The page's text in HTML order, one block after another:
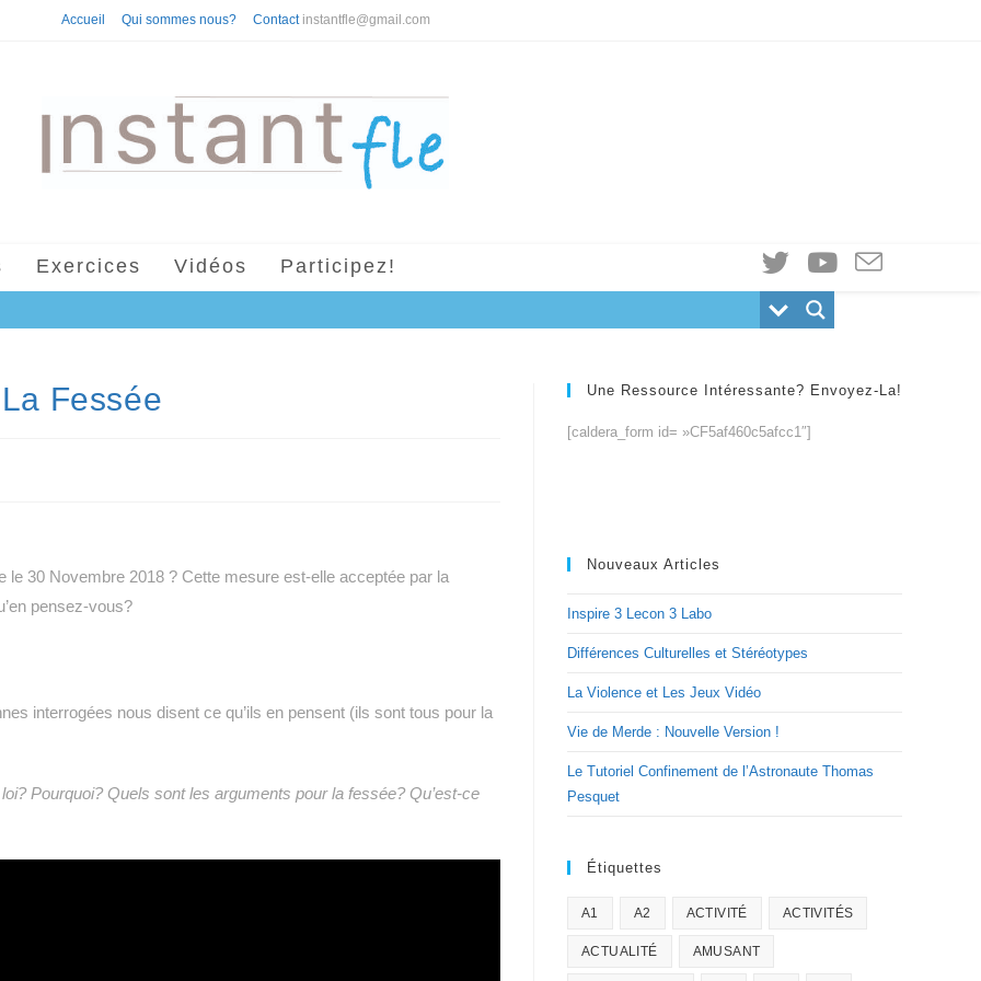
Accueil Qui sommes nous? Contact instantfle@gmail.com
Exercices Vidéos Participez!
Fessée
le 30 Novembre 2018 ? Cette mesure est-elle acceptée par la
pensez-vous?
interrogées nous disent ce qu’ils en pensent (ils sont tous pour la
Pourquoi? Quels sont les arguments pour la fessée? Qu’est-ce
Une Ressource Intéressante? Envoyez-La!
[caldera_form id= »CF5af460c5afcc1″]
Nouveaux Articles
Inspire 3 Lecon 3 Labo
Différences Culturelles et Stéréotypes
La Violence et Les Jeux Vidéo
Vie de Merde : Nouvelle Version !
Le Tutoriel Confinement de l’Astronaute Thomas
Pesquet
Étiquettes
A1 A2 ACTIVITÉ ACTIVITÉS
ACTUALITÉ AMUSANT